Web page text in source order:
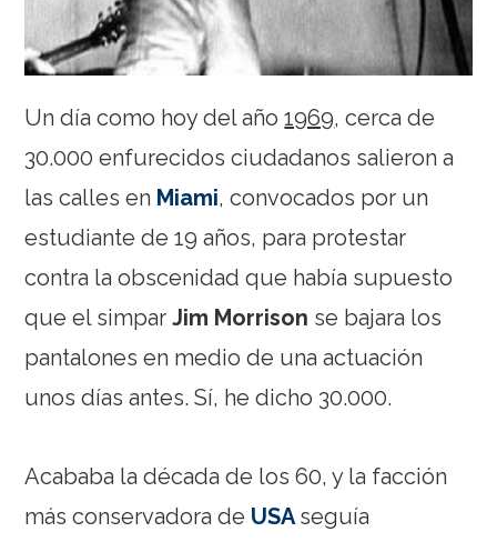
Un día como hoy del año1969, cerca de
30.000 enfurecidos ciudadanos salieron a
las calles en Miami, convocados por un
estudiante de 19 años, para protestar
contra la obscenidad que había supuesto
que el simparJim Morrison se bajara los
pantalones en medio de una actuación
unos días antes. Sí, he dicho 30.000.
Acababa la década de los 60, y la facción
más conservadora de USAseguía